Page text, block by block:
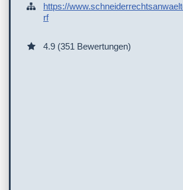
https://
rf
4.9 (351 Bewertungen)